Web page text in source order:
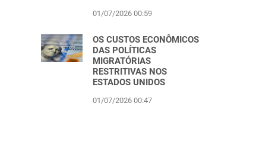
01/07/2026 00:59
OS CUSTOS ECONÔMICOS
DAS POLÍTICAS
MIGRATÓRIAS
RESTRITIVAS NOS
ESTADOS UNIDOS
01/07/2026 00:47